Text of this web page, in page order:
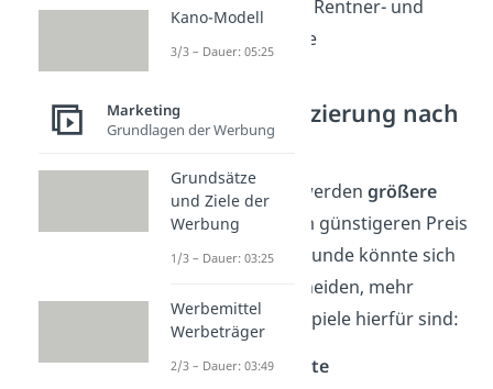
Verschiedene Rentner- und
Familienpreise
Preisdifferenzierung nach
der Menge
Bei dieser Form werden größere
Mengenzu einem günstigeren Preis
angeboten. Der Kunde könnte sich
dann dazu entscheiden, mehr
einzukaufen. Beispiele hierfür sind:
Mengenrabatte
Kano-Modell
3/3 – Dauer: 05:25
Marketing
Grundlagen der Werbung
Grundsätze
und Ziele der
Werbung
1/3 – Dauer: 03:25
Werbemittel
Werbeträger
2/3 – Dauer: 03:49